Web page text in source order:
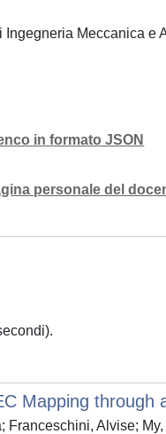
Ingegneria Meccanica e
in formato JSON
personale del
Mapping through
Alvise;